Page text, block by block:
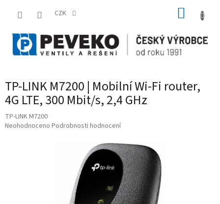
CZK
TP-LINK M7200 | Mobilní Wi-Fi router,
4G LTE, 300 Mbit/s, 2,4 GHz
TP-LINK M7200
Průměrné
Neohodnoceno Podrobnosti hodnocení